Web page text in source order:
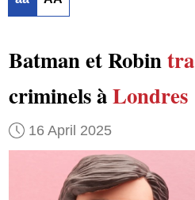
Batman et Robin
criminels àLondres
16 April 2025